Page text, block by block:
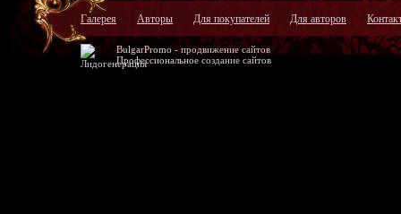
Галерея Авторы Для покупателей Для авторов
BulgarPromo -продвижение сайтов
Профессиональное создание сайтов